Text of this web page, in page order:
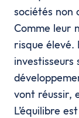
sociétés non
Comme leur
risque élevé.
vont réussir,
L’équilibre